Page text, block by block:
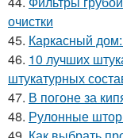
очистки
45. Каркасный
46. 10 лучших
штукатурных
47. В погоне за
48. Рулонные